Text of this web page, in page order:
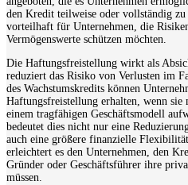
den Kredit teilweise oder vollständig zu
vorteilhaft für Unternehmen, die
Vermögenswerte schützen möchten.
Die Haftungsfreistellung wirkt als
reduziert das Risiko von Verlusten im
des Wachstumskredits können
Haftungsfreistellung erhalten, wenn
einem tragfähigen Geschäftsmodell
bedeutet dies nicht nur eine
auch eine größere finanzielle
erleichtert es den Unternehmen, den
Gründer oder Geschäftsführer ihre
müssen.